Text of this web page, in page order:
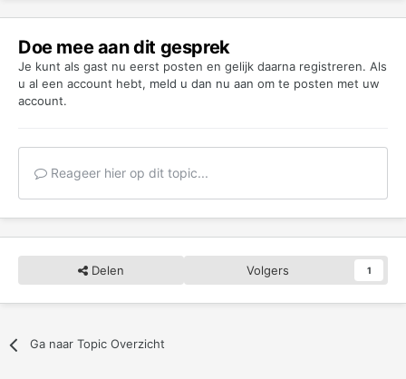
Doe mee aan dit gesprek
Je kunt als gast nu eerst posten en gelijk daarna registreren. Als
u al een account hebt, meld u dan nu aan om te posten met uw
account.
Reageer hier op dit topic...
Delen Volgers 1
Ga naar Topic Overzicht